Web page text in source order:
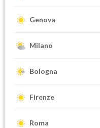
Genova
Milano
Bologna
Firenze
Roma